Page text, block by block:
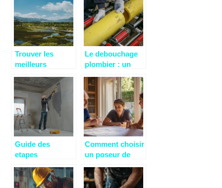
Trouver les
meilleurs
en Charente-
Maritime :
conseils et
astuces
Le debouchage
plombier : un
indispensable
pour vos
problemes de
canalisation
Guide des
etapes
moderniser votre
habitation
Comment choisir
un poseur de
Angers pour des
menuiseries sur-